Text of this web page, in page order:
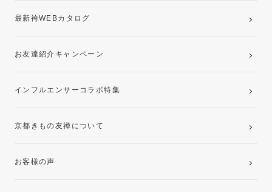
最新袴WEBカタログ
お友達紹介キャンペーン
インフルエンサーコラボ特集
京都きもの友禅について
お客様の声